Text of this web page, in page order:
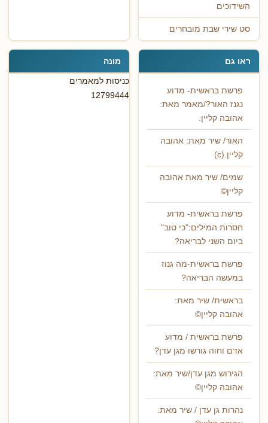
השידוכים
סט שירי שבת מובחרים
ראו גם
פרשת בראשית- מדוע
נגנז האור?/מאמר מאת:
אהובה קליין.
האור/ שיר מאת: אהובה
קליין.(c)
שמים/ שיר מאת אהובה
קליין©
פרשת בראשית- מדוע
חסרות המילים:"כי טוב"
ביום השני לבריאה?
פרשת בראשית-מה גנוז
במעשה הבריאה?
בראשית/ שיר מאת:
אהובה קליין©
פרשת בראשית / מדוע
אדם וחוה גורשו מגן עדן?
הגירוש מגן עדן/שיר מאת:
אהובה קליין©
נהרות גן עדן / שיר מאת:
מונה
כניסות למאמרים
12799444